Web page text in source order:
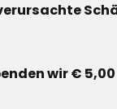
wir €